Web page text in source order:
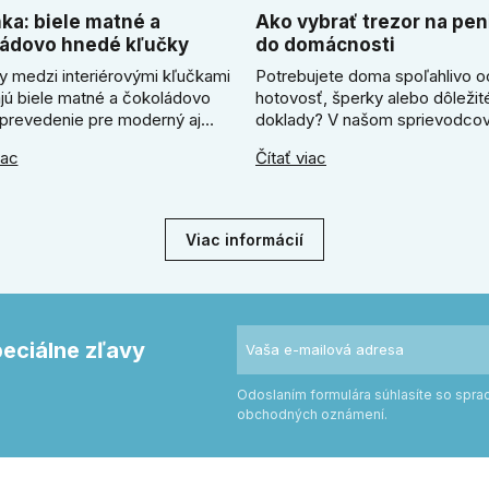
biele matné a
hnedé kľučky
medzi interiérovými kľučkami
biele matné a čokoládovo
pre moderný aj
kedy zvoliť svetlú Super
a štvorcovým štítom. Nové
Ako vybrať trezor na
do domácnosti
Potrebujete doma spoľahlivo
hotovosť, šperky alebo
doklady? V našom
Zistíte, či radšej zvoliť
ukotvenie.
Čítať viac
Viac informácií
zľavy
Odoslaním formulára súhlasíte so
obchodných oznámení.